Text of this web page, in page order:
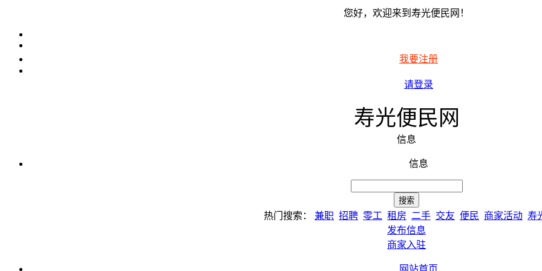
您好，欢迎来到寿光便民网！
我要注册
请登录
寿光便民网
信息
信息
热门搜索： 兼职 招聘 零工 租房 二手 交友 便民 商家活动 寿
发布信息
商家入驻
网站首页